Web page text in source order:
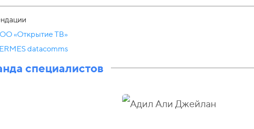
«Открытие ТВ»
datacomms
специалистов